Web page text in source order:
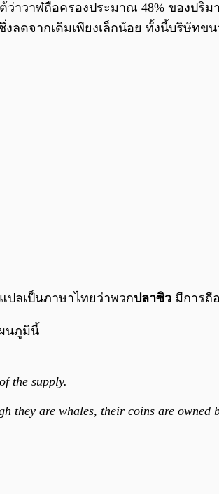
ว่าวาฬถือครองประมาณ 48% ของป
ลดจากเดิมเพียงเล็กน้อย ทั้งนี้บริษัท
ปลเป็นภาษาไทยว่าพวกปลาซิว มีการถื
นภูมินี้
the supply.
they are whales, their coins are owned